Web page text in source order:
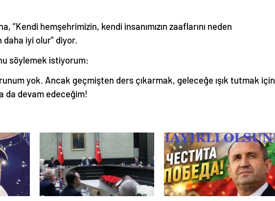
“Kendi hemşehrimizin, kendi insanımızın zaaflarını neden
daha iyi olur” diyor.
söylemek istiyorum:
yok. Ancak geçmişten ders çıkarmak, geleceğe ışık tutmak için
da devam edeceğim!